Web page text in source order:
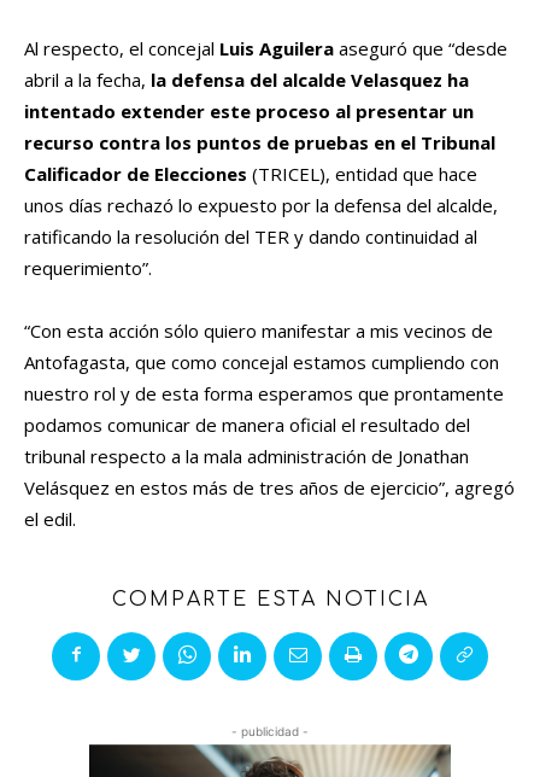
Al respecto, el concejal Luis Aguilera aseguró que “desde
abril a la fecha, la defensa del alcalde Velasquez ha
intentado extender este proceso al presentar un
recurso contra los puntos de pruebas en el Tribunal
Calificador de Elecciones (TRICEL), entidad que hace
unos días rechazó lo expuesto por la defensa del alcalde,
ratificando la resolución del TER y dando continuidad al
requerimiento”.
“Con esta acción sólo quiero manifestar a mis vecinos de
Antofagasta, que como concejal estamos cumpliendo con
nuestro rol y de esta forma esperamos que prontamente
podamos comunicar de manera oficial el resultado del
tribunal respecto a la mala administración de Jonathan
Velásquez en estos más de tres años de ejercicio”, agregó
el edil.
COMPARTE ESTA NOTICIA
- publicidad -